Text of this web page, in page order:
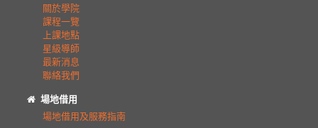
關於學院
課程一覽
上課地點
星級導師
最新消息
聯絡我們
場地借用
場地借用及服務指南